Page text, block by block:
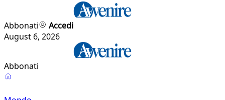
Abbonati
Accedi
August 6, 2026
Abbonati